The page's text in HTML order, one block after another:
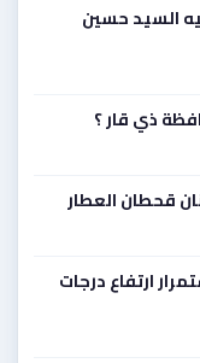
السيد حسين
ذي قار ؟
قحطان العطار
ارتفاع درجات